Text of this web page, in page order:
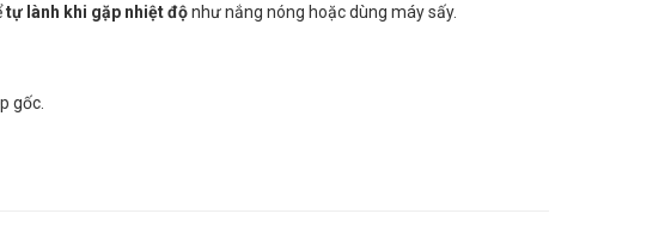
tự lành khi gặp nhiệt độnhư nắng nóng hoặc dùng máy sấy.
gốc.